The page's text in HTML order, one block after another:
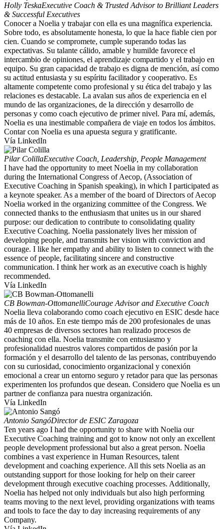
Holly TeskaExecutive Coach & Trusted Advisor to Brilliant Leaders
& Successful Executives
Conocer a Noelia y trabajar con ella es una magnífica experiencia.
Sobre todo, es absolutamente honesta, lo que la hace fiable cien por
cien. Cuando se compromete, cumple superando todas las
expectativas. Su talante cálido, amable y humilde favorece el
intercambio de opiniones, el aprendizaje compartido y el trabajo en
equipo. Su gran capacidad de trabajo es digna de mención, así como
su actitud entusiasta y su espíritu facilitador y cooperativo. Es
altamente competente como profesional y su ética del trabajo y las
relaciones es destacable. La avalan sus años de experiencia en el
mundo de las organizaciones, de la dirección y desarrollo de
personas y como coach ejecutivo de primer nivel. Para mí, además,
Noelia es una inestimable compañera de viaje en todos los ámbitos.
Contar con Noelia es una apuesta segura y gratificante.
Vía LinkedIn
Pilar ColillaExecutive Coach, Leadership, People Management
I have had the opportunity to meet Noelia in my collaboration
during the International Congress of Aecop, (Association of
Executive Coaching in Spanish speaking), in which I participated as
a keynote speaker. As a member of the board of Directors of Aecop
Noelia worked in the organizing committee of the Congress. We
connected thanks to the enthusiasm that unites us in our shared
purpose: our dedication to contribute to consolidating quality
Executive Coaching. Noelia passionately lives her mission of
developing people, and transmits her vision with conviction and
courage. I like her empathy and ability to listen to connect with the
essence of people, facilitating sincere and constructive
communication. I think her work as an executive coach is highly
recommended.
Vía LinkedIn
CB Bowman-OttomanelliCourage Advisor and Executive Coach
Noelia lleva colaborando como coach ejecutivo en ESIC desde hace
más de 10 años. En este tiempo más de 200 profesionales de unas
40 empresas de diversos sectores han realizado procesos de
coaching con ella. Noelia transmite con entusiasmo y
profesionalidad nuestros valores compartidos de pasión por la
formación y el desarrollo del talento de las personas, contribuyendo
con su curiosidad, conocimiento organizacional y conexión
emocional a crear un entorno seguro y retador para que las personas
experimenten los profundos que desean. Considero que Noelia es un
partner de confianza para nuestra organización.
Vía LinkedIn
Antonio SangóDirector de ESIC Zaragoza
Ten years ago I had the opportunity to share with Noelia our
Executive Coaching training and got to know not only an excellent
people development professional but also a great person. Noelia
combines a vast experience in Human Resources, talent
development and coaching experience. All this sets Noelia as an
outstanding support for those looking for help on their career
development through executive coaching processes. Additionally,
Noelia has helped not only individuals but also high performing
teams moving to the next level, providing organizations with teams
and tools to face the day to day increasing requirements of any
Company.